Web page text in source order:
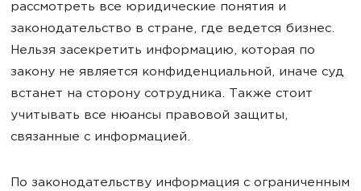
рассмотреть все юридические понятия и
законодательство в стране, где ведется бизнес.
Нельзя засекретить информацию, которая по
закону не является конфиденциальной, иначе суд
встанет на сторону сотрудника. Также стоит
учитывать все нюансы правовой защиты,
связанные с информацией.
По законодательству информация с ограниченным